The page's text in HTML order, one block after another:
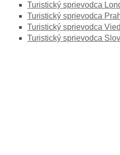
Turistický sprievodca
Turistický sprievodca
Turistický sprievodca
Turistický sprievodca